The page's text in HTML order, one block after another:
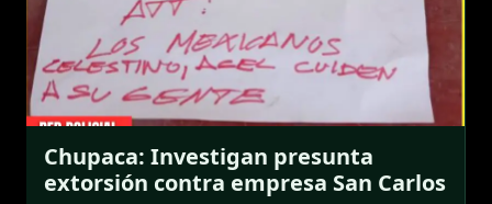
Chupaca: Investigan presunta
extorsión contra empresa San Carlos